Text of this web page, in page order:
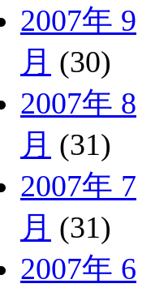
2007年 9
月 (30)
2007年 8
月 (31)
2007年 7
月 (31)
2007年 6